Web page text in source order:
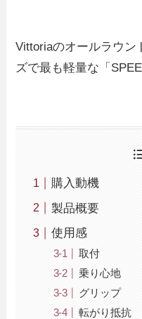
Vittoriaのオールラウン
ズで最も軽量な「
購入動機
製品概要
使用感
取付
乗り心地
グリップ
転がり抵抗